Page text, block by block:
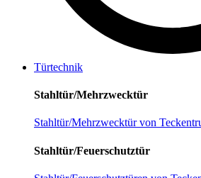
Türtechnik
Stahltür/Mehrzwecktür
Stahltür/Mehrzwecktür von
Stahltür/Feuerschutztür